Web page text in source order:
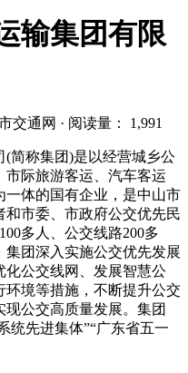
输集团有限
交通网 · 阅读量： 1,991
简称集团)是以经营城乡公
际旅游客运、汽车客运
体的国有企业，是中山市
市委、市政府公交优先民
多人、公交线路200多
集团深入实施公交优先发展
化公交线网、发展智慧公
境等措施，不断提升公交
公交高质量发展。集团
统先进集体”“广东省五一